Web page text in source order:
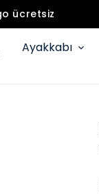
ücretsiz
Ayakkabı